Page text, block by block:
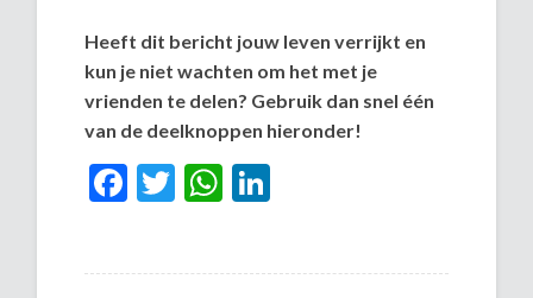
Heeft dit bericht jouw leven verrijkt en
kun je niet wachten om het met je
vrienden te delen? Gebruik dan snel één
van de deelknoppen hieronder!
Facebook
TwitterWhatsApp